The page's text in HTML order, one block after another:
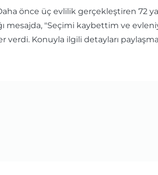
önce üç evlilik gerçekleştiren 72
mesajda, "Seçimi kaybettim ve
Konuyla ilgili detayları